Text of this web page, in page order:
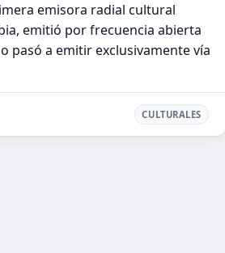
emisora radial cultural
emitió por frecuencia abierta
pasó a emitir exclusivamente vía
CULTURALES